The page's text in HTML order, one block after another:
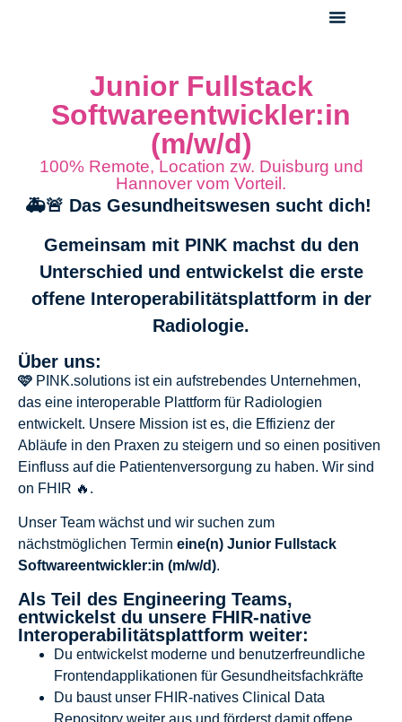
Junior Fullstack
Softwareentwickler:in
(m/w/d)
100% Remote, Location zw. Duisburg und
Hannover vom Vorteil.
🚑🚨 Das Gesundheitswesen sucht dich!
Gemeinsam mit PINK machst du den
Unterschied und entwickelst die erste
offene Interoperabilitätsplattform in der
Radiologie.
Über uns:
🩷 PINK.solutions ist ein aufstrebendes Unternehmen,
das eine interoperable Plattform für Radiologien
entwickelt. Unsere Mission ist es, die Effizienz der
Abläufe in den Praxen zu steigern und so einen positiven
Einfluss auf die Patientenversorgung zu haben. Wir sind
on FHIR 🔥.
Unser Team wächst und wir suchen zum
nächstmöglichen Termin eine(n) Junior Fullstack
Softwareentwickler:in (m/w/d).
Als Teil des Engineering Teams,
entwickelst du unsere FHIR-native
Interoperabilitätsplattform weiter:
Du entwickelst moderne und benutzerfreundliche
Frontendapplikationen für Gesundheitsfachkräfte
Du baust unser FHIR-natives Clinical Data
Repository weiter aus und förderst damit offene